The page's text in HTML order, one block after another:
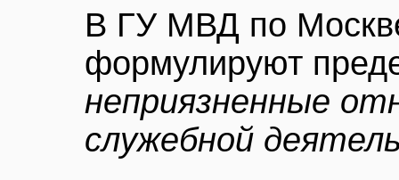
В ГУ МВД по
формулируют
неприязненные
служебной